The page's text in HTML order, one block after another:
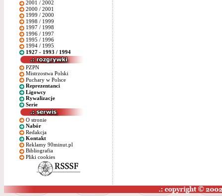
2001 / 2002
2000 / 2001
1999 / 2000
1998 / 1999
1997 / 1998
1996 / 1997
1995 / 1996
1994 / 1995
1927 - 1993 / 1994
PZPN
Mistrzostwa Polski
Puchary w Polsce
Reprezentanci
Ligowcy
Rywalizacje
Serie
O stronie
Nabór
Redakcja
Kontakt
Reklamy 90minut.pl
Bibliografia
Pliki cookies